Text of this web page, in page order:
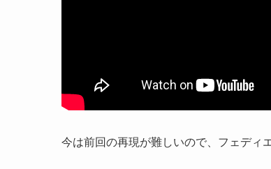
今は前回の再現が難しいので、フェディ